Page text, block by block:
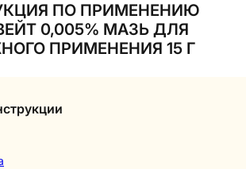
ПО ПРИМЕНЕНИЮ
0,005% МАЗЬ ДЛЯ
ПРИМЕНЕНИЯ 15 Г